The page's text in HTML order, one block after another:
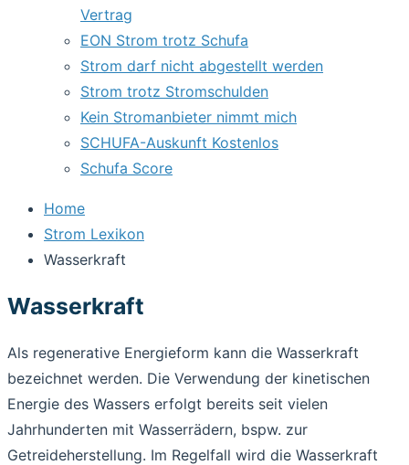
Vertrag
EON Strom trotz Schufa
Strom darf nicht abgestellt werden
Strom trotz Stromschulden
Kein Stromanbieter nimmt mich
SCHUFA-Auskunft Kostenlos
Schufa Score
Home
Strom Lexikon
Wasserkraft
Wasserkraft
Als regenerative Energieform kann die Wasserkraft
bezeichnet werden. Die Verwendung der kinetischen
Energie des Wassers erfolgt bereits seit vielen
Jahrhunderten mit Wasserrädern, bspw. zur
Getreideherstellung. Im Regelfall wird die Wasserkraft